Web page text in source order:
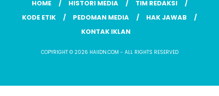
HOME HISTORI MEDIA
TIM REDAKSI
KODE ETIK
PEDOMAN MEDIA
HAK JAWAB
KONTAK IKLAN
COPYRIGHT © 2026 HAIIDN.COM - ALL RIGHTS RESERVED